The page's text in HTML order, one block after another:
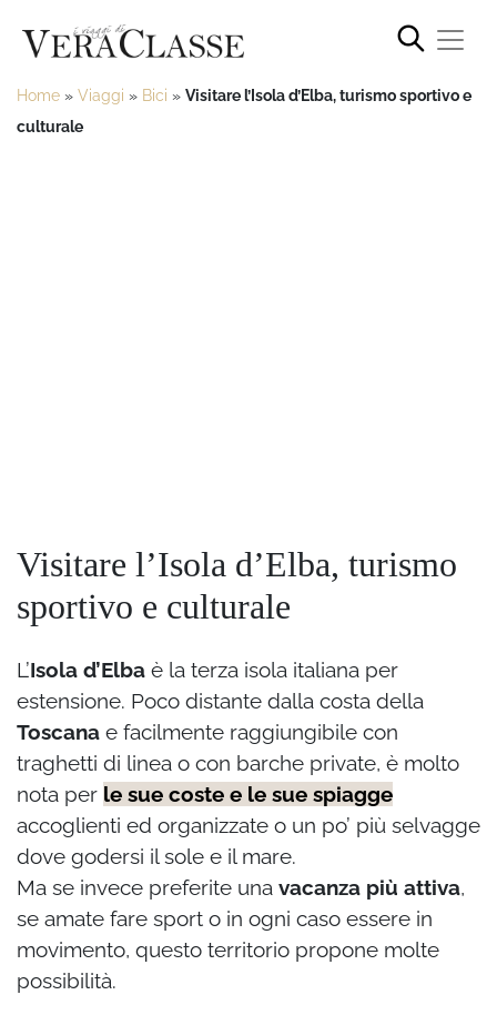
Home » Viaggi » Bici » Visitare l’Isola d’Elba, turismo sportivo e
culturale
Visitare l’Isola d’Elba, turismo
sportivo e culturale
L’Isola d’Elba è la terza isola italiana per
estensione. Poco distante dalla costa della
Toscana e facilmente raggiungibile con
traghetti di linea o con barche private, è molto
nota per le sue coste e le sue spiagge
accoglienti ed organizzate o un po’ più selvagge
dove godersi il sole e il mare.
Ma se invece preferite una vacanza più attiva,
se amate fare sport o in ogni caso essere in
movimento, questo territorio propone molte
possibilità.